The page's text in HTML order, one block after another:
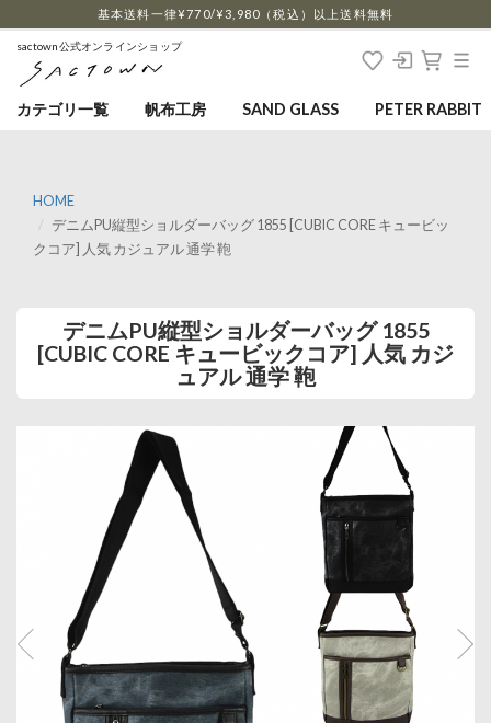
基本送料一律¥770/¥3,980（税込）以上送料無料
sactown公式オンラインショップ
カテゴリ一覧 帆布工房 SAND GLASS PETER RABBIT
HOME
デニムPU縦型ショルダーバッグ 1855 [CUBIC CORE キュービッ
クコア] 人気 カジュアル 通学 鞄
デニムPU縦型ショルダーバッグ 1855
[CUBIC CORE キュービックコア] 人気 カジ
ュアル 通学 鞄